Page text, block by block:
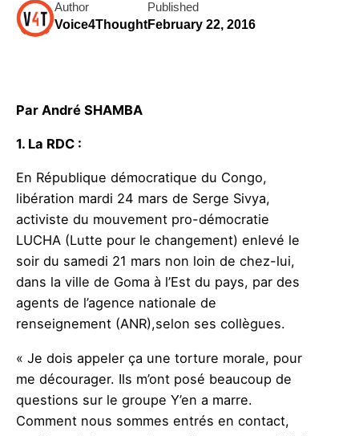
Author
Voice4Thought
Published
February 22, 2016
Par André SHAMBA
1. La RDC :
En République démocratique du Congo,
libération mardi 24 mars de Serge Sivya,
activiste du mouvement pro-démocratie
LUCHA (Lutte pour le changement) enlevé le
soir du samedi 21 mars non loin de chez-lui,
dans la ville de Goma à l’Est du pays, par des
agents de l’agence nationale de
renseignement (ANR),selon ses collègues.
« Je dois appeler ça une torture morale, pour
me décourager. Ils m’ont posé beaucoup de
questions sur le groupe Y’en a marre.
Comment nous sommes entrés en contact,